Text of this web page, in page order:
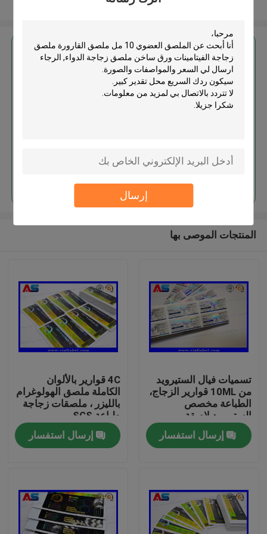
إرسال
منتجات
معلومات عنا
عرض المزيد
احصل على افضل سعر ل
القارورة ملصق زجاجة الفيتامينات
المنتجات الموصى بها
تسميات فيال الستيرويد
من 10ML قوارير الزجاج،
الطباعة مخصص
الستيرويد لاصقة
إرسال استفسار
4C قوارير بالألوان
الكاملة ملصق الهولوغرام
بالليزر ، ملصقات زجاجة
طباعة SGS
إرسال استفسار